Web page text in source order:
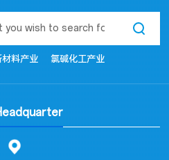
材料产业 氯碱化工产业